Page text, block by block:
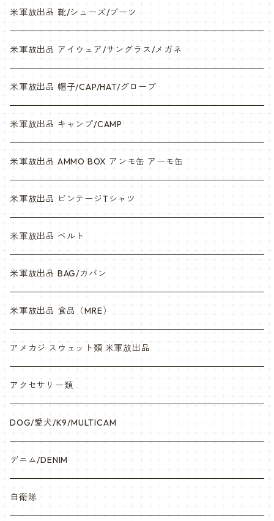
米軍放出品 靴/シューズ/ブーツ
米軍放出品 アイウェア/サングラス/メガネ
米軍放出品 帽子/CAP/HAT/グローブ
米軍放出品 キャンプ/CAMP
米軍放出品 AMMO BOX アンモ缶 アーモ缶
米軍放出品 ビンテージTシャツ
米軍放出品 ベルト
米軍放出品 BAG/カバン
米軍放出品 食品（MRE）
アメカジ スウェット類 米軍放出品
アクセサリー類
DOG/愛犬/K9/MULTICAM
デニム/DENIM
自衛隊